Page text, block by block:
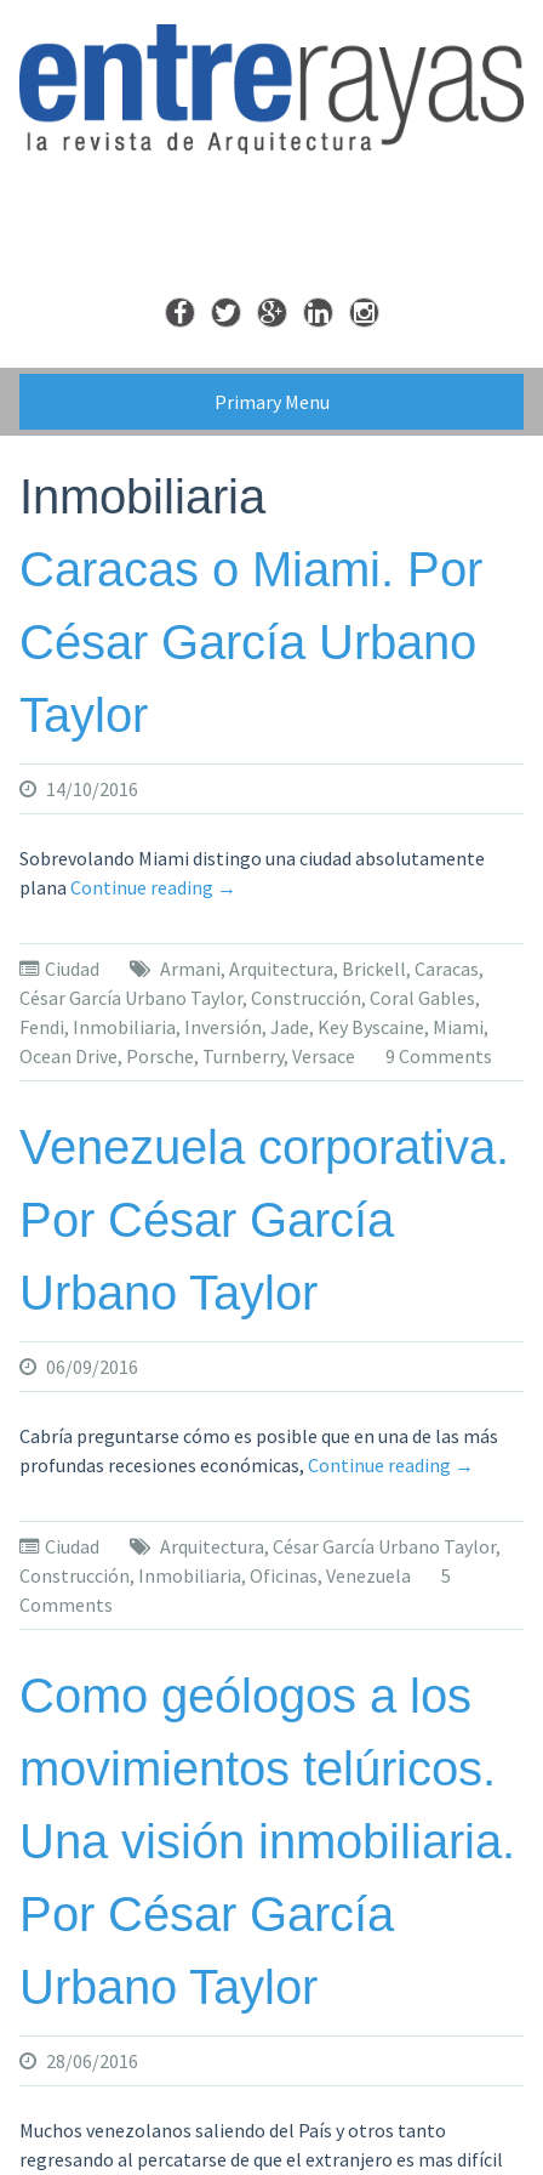
content
Primary Menu
Inmobiliaria
Caracas o Miami. Por
César García Urbano
Taylor
14/10/2016
Sobrevolando Miami distingo una ciudad absolutamente
plana Continue reading «Caracas
Miami.
Por
César
García
Urbano
→
Ciudad Armani, Arquitectura, Brickell, Caracas,
César García Urbano Taylor, Construcción, Coral Gables,
Fendi, Inmobiliaria, Inversión, Jade, Key Byscaine, Miami,
Ocean Drive, Porsche, Turnberry, Versace 9 Comments
Venezuela corporativa.
Por César García
Urbano Taylor
06/09/2016
Cabría preguntarse cómo es posible que en una de las más
profundas recesiones económicas, Continue reading
Por
César
→
Ciudad Arquitectura, César García Urbano Taylor,
Construcción, Inmobiliaria, Oficinas, Venezuela
5
Comments
Como geólogos a los
movimientos telúricos.
Una visión inmobiliaria.
Por César García
Urbano Taylor
28/06/2016
Muchos venezolanos saliendo del País y otros tanto
regresando al percatarse de que el extranjero es mas difícil